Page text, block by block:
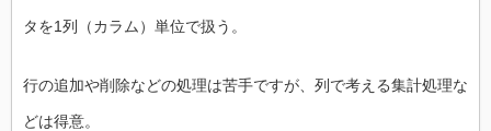
タを1列（カラム）単位で扱う。
行の追加や削除などの処理は苦手ですが、列で考える集計処理な
どは得意。